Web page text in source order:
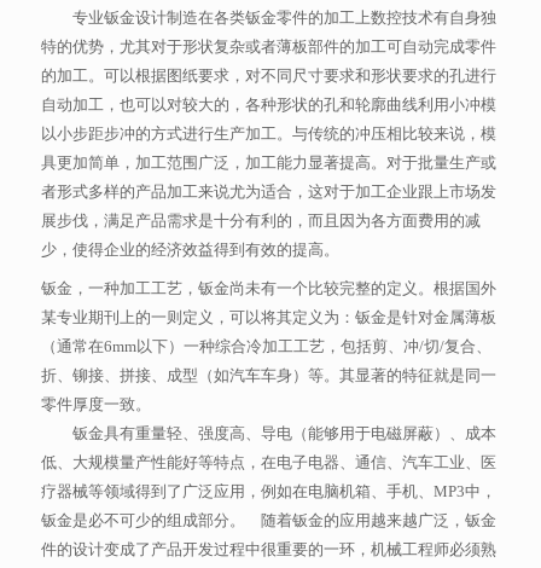
专业钣金设计制造在各类钣金零件的加工上数控技术有自身独
特的优势，尤其对于形状复杂或者薄板部件的加工可自动完成零件
的加工。可以根据图纸要求，对不同尺寸要求和形状要求的孔进行
自动加工，也可以对较大的，各种形状的孔和轮廓曲线利用小冲模
以小步距步冲的方式进行生产加工。与传统的冲压相比较来说，模
具更加简单，加工范围广泛，加工能力显著提高。对于批量生产或
者形式多样的产品加工来说尤为适合，这对于加工企业跟上市场发
展步伐，满足产品需求是十分有利的，而且因为各方面费用的减
少，使得企业的经济效益得到有效的提高。
钣金，一种加工工艺，钣金尚未有一个比较完整的定义。根据国外
某专业期刊上的一则定义，可以将其定义为：钣金是针对金属薄板
（通常在6mm以下）一种综合冷加工工艺，包括剪、冲/切/复合、
折、铆接、拼接、成型（如汽车车身）等。其显著的特征就是同一
零件厚度一致。
钣金具有重量轻、强度高、导电（能够用于电磁屏蔽）、成本
低、大规模量产性能好等特点，在电子电器、通信、汽车工业、医
疗器械等领域得到了广泛应用，例如在电脑机箱、手机、MP3中，
钣金是必不可少的组成部分。 随着钣金的应用越来越广泛，钣金
件的设计变成了产品开发过程中很重要的一环，机械工程师必须熟